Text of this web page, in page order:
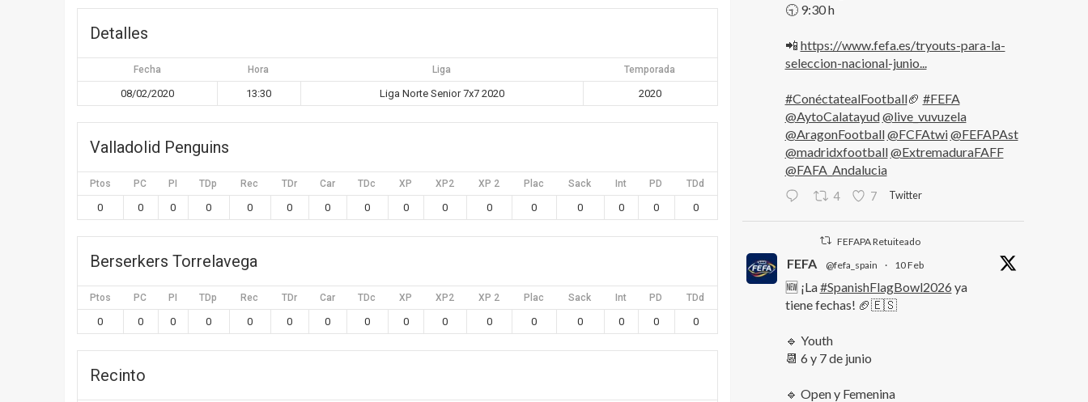
Detalles
Fecha Hora Liga Temporada
08/02/2020 13:30 Liga Norte Senior 7x7 2020 2020
Valladolid Penguins
Ptos PC PI TDp Rec TDr Car TDc XP XP2 XP 2 Plac Sack Int PD TDd
0 0 0 0 0 0 0 0 0 0 0 0 0 0 0 0
Berserkers Torrelavega
Ptos PC PI TDp Rec TDr Car TDc XP XP2 XP 2 Plac Sack Int PD TDd
0 0 0 0 0 0 0 0 0 0 0 0 0 0 0 0
Recinto
🕤 9:30 h
📲 https://www.fefa.es/tryouts-para-la-
seleccion-nacional-junio...
#ConéctatealFootball🏈 #FEFA
@AytoCalatayud@live_vuvuzela
@AragonFootball@FCFAtwi@FEFAPAst
@madridxfootball@ExtremaduraFAFF
@FAFA_Andalucia
4 7 Twitter
FEFAPA Retuiteado
FEFA @fefa_spain · 10 Feb
🆕 ¡La#SpanishFlagBowl2026 ya
tiene fechas! 🏈🇪🇸
🔹 Youth
📆 6 y 7 de junio
🔹 Open y Femenina